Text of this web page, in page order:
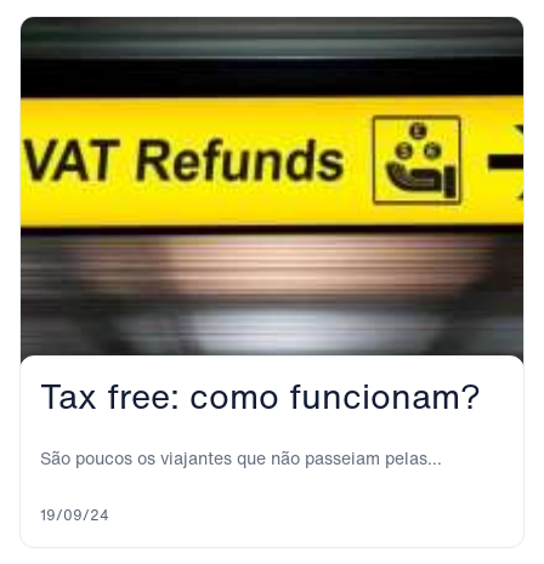
Tax free: como funcionam?
São poucos os viajantes que não passeiam pelas
19/09/24